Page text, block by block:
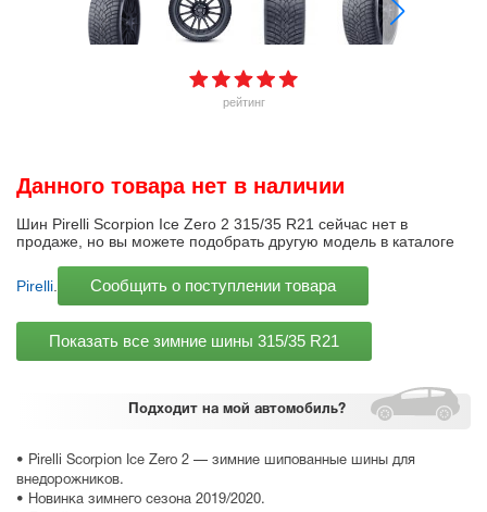
рейтинг
Подходит на мой автомобиль?
• Pirelli Scorpion Ice Zero 2 — зимние шипованные шины для
внедорожников.
• Новинка зимнего сезона 2019/2020.
Данного товара нет в наличии
Шин Pirelli Scorpion Ice Zero 2 315/35 R21 сейчас нет в
продаже, но вы можете подобрать другую модель в каталоге
Pirelli Сообщить о поступлении товара
Показать все зимние шины 315/35 R21